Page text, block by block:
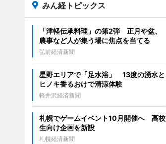
みん経トピックス
「津軽伝承料理」の第2弾 正月や盆、
農事など人が集う場に焦点を当てる
弘前経済新聞
星野エリアで「足水浴」 13度の湧水と
ヒノキ香るおけで清涼体験
軽井沢経済新聞
札幌でゲームイベント10月開催へ 高校
生向け企画を新設
札幌経済新聞